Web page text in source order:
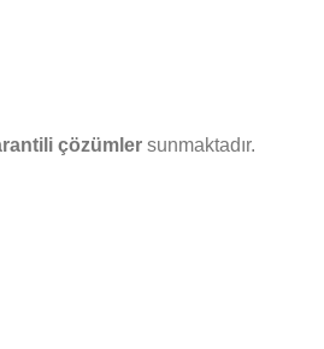
çözümler sunmaktadır.